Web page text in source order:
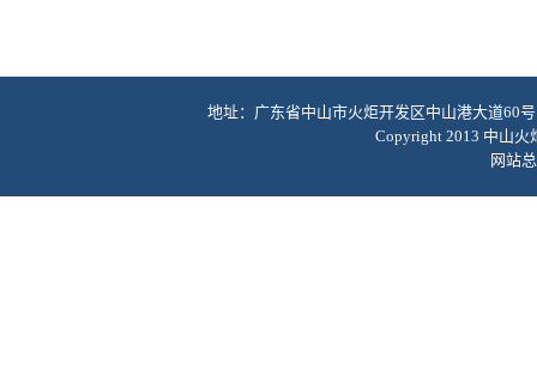
地址：广东省中山市火炬开发区中山港大道60
Copyright 2013 中山
网站